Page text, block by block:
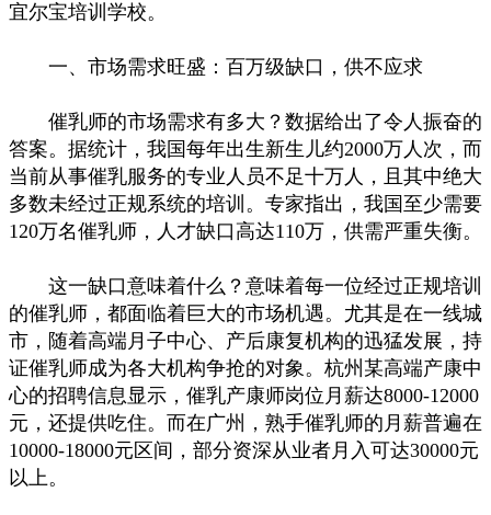
宜尔宝培训学校。
一、市场需求旺盛：百万级缺口，供不应求
催乳师的市场需求有多大？数据给出了令人振奋的
答案。据统计，我国每年出生新生儿约2000万人次，而
当前从事催乳服务的专业人员不足十万人，且其中绝大
多数未经过正规系统的培训。专家指出，我国至少需要
120万名催乳师，人才缺口高达110万，供需严重失衡。
这一缺口意味着什么？意味着每一位经过正规培训
的催乳师，都面临着巨大的市场机遇。尤其是在一线城
市，随着高端月子中心、产后康复机构的迅猛发展，持
证催乳师成为各大机构争抢的对象。杭州某高端产康中
心的招聘信息显示，催乳产康师岗位月薪达8000-12000
元，还提供吃住。而在广州，熟手催乳师的月薪普遍在
10000-18000元区间，部分资深从业者月入可达30000元
以上。